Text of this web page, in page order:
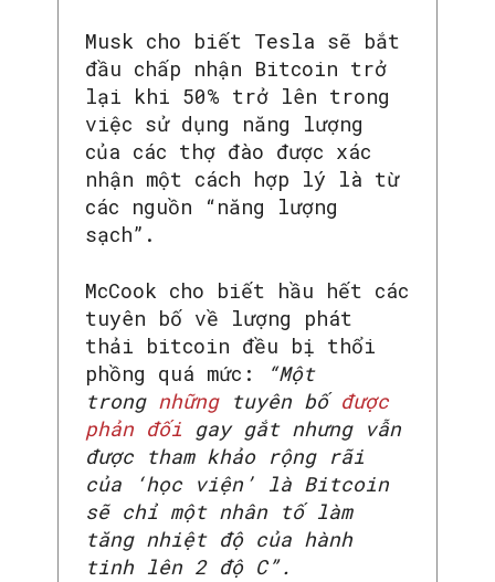
Musk cho biết Tesla sẽ bắt
đầu chấp nhận Bitcoin trở
lại khi 50% trở lên trong
việc sử dụng năng lượng
của các thợ đào được xác
nhận một cách hợp lý là từ
các nguồn “năng lượng
sạch”.
McCook cho biết hầu hết các
tuyên bố về lượng phát
thải bitcoin đều bị thổi
phồng quá mức:
“Một
trong nhữngtuyên bố được
phản đối gay gắt nhưng vẫn
được tham khảo rộng rãi
của ‘học viện’ là Bitcoin
sẽ chỉ một nhân tố làm
tăng nhiệt độ của hành
tinh lên 2 độ C”.